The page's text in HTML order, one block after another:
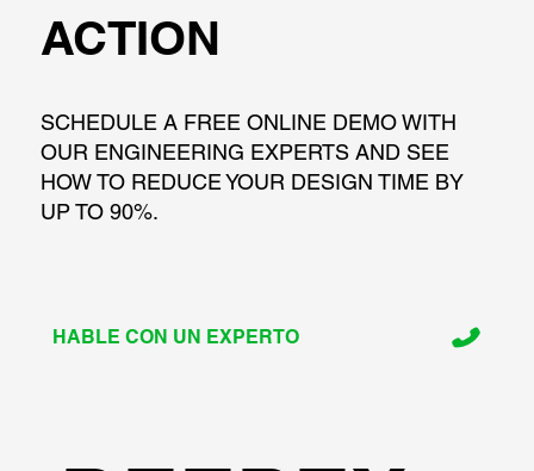
ACTION
SCHEDULE A FREE ONLINE DEMO WITH
OUR ENGINEERING EXPERTS AND SEE
HOW TO REDUCE YOUR DESIGN TIME BY
UP TO 90%.
HABLE CON UN EXPERTO